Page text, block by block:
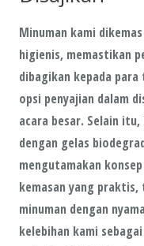
Minuman kami
higienis, memastikan
dibagikan kepada
opsi penyajian dalam
acara besar. Selain
dengan gelas
mengutamakan
kemasan yang
minuman dengan
kelebihan kami